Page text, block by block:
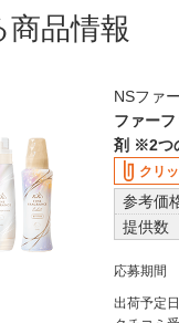
品情報
NSファ
ファー
剤 ※2つ
クリ
参考価
提供数
応募期間
出荷予定日